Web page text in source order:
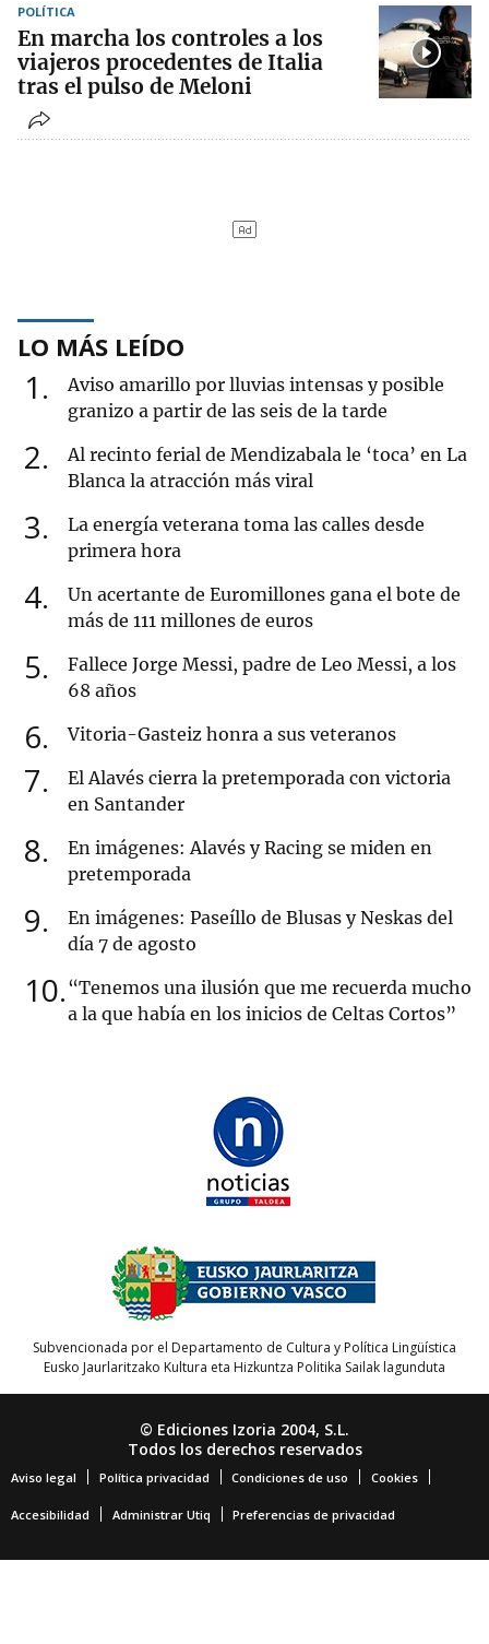
POLÍTICA
En marcha los controles a los
viajeros procedentes de Italia
tras el pulso de Meloni
LO MÁS LEÍDO
1
Aviso amarillo por lluvias intensas y posible
granizo a partir de las seis de la tarde
2
Al recinto ferial de Mendizabala le ‘toca’ en La
Blanca la atracción más viral
3
La energía veterana toma las calles desde
primera hora
4
Un acertante de Euromillones gana el bote de
más de 111 millones de euros
5
Fallece Jorge Messi, padre de Leo Messi, a los
68 años
6 Vitoria-Gasteiz honra a sus veteranos
7
El Alavés cierra la pretemporada con victoria
en Santander
8
En imágenes: Alavés y Racing se miden en
pretemporada
9
En imágenes: Paseíllo de Blusas y Neskas del
día 7 de agosto
10 “Tenemos una ilusión que me recuerda mucho
a la que había en los inicios de Celtas Cortos”
Subvencionada por el Departamento de Cultura y Política Lingüística
Eusko Jaurlaritzako Kultura eta Hizkuntza Politika Sailak lagunduta
© Ediciones Izoria 2004, S.L.
Todos los derechos reservados
Aviso legal Política privacidad Condiciones de uso Cookies
Accesibilidad Administrar Utiq Preferencias de privacidad